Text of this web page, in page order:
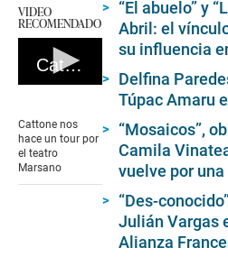
VIDEO
RECOMENDADO
Cattone nos hace un tour por el teatro Marsano.
of
3
minutes,
34
Cattone nos
hace un tour por
el teatro
Marsano
“El abuelo” y
Abril: el
su influencia
Delfina
Túpac Amaru
“Mosaicos”,
Camila
vuelve por
“Des-
Julián Vargas
Alianza